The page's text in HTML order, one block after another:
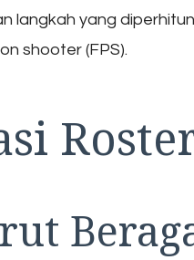
langkah yang
shooter (FPS).